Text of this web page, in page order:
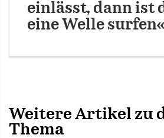
einlässt, dann ist
eine Welle surfen«
Weitere Artikel zu
Thema